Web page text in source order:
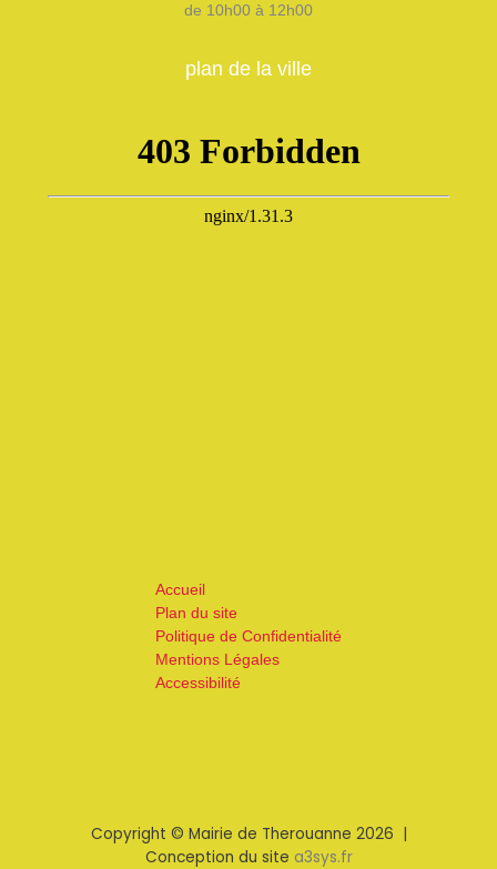
de 10h00 à 12h00
plan de la ville
Accueil
Plan du site
Politique de Confidentialité
Mentions Légales
Accessibilité
Copyright © Mairie de Therouanne 2026 |
Conception du site a3sys.fr